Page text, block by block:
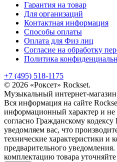
Гарантия на товар
Для организаций
Контактная информация
Способы оплаты
Оплата для Физ лиц
Согласие на обработку
Политика
+7 (495) 518-1175
© 2026 «Роксет» Rockset.
Музыкальный интернет-
Вся информация на сайте
информационный характер и не
согласно Гражданскому
уведомляем вас, что
технические характеристики и
предварительного
комплектацию товара